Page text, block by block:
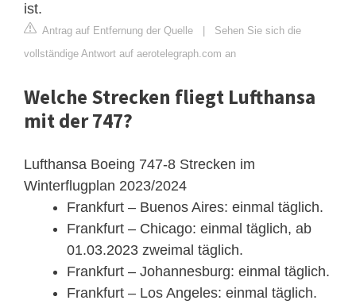
ist.
Antrag auf Entfernung der Quelle
Sehen Sie sich die
vollständige Antwort auf aerotelegraph.com an
Welche Strecken fliegt Lufthansa
mit der 747?
Lufthansa Boeing 747-8 Strecken im
Winterflugplan 2023/2024
Frankfurt – Buenos Aires: einmal täglich.
Frankfurt – Chicago: einmal täglich, ab
01.03.2023 zweimal täglich.
Frankfurt – Johannesburg: einmal täglich.
Frankfurt – Los Angeles: einmal täglich.